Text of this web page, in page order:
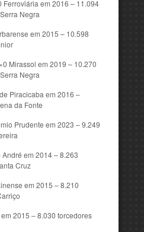
Ferroviária em 2016 – 11.094
Negra
em 2015 – 10.598
Mirassol em 2019 – 10.270
Negra
Piracicaba em 2016 –
da Fonte
Prudente em 2023 – 9.249
André em 2014 – 8.263
Cruz
em 2015 – 8.210
2015 – 8.030 torcedores